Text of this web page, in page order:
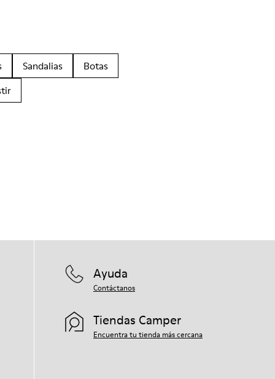
Sandalias
Botas
Ayuda
Contáctanos
Tiendas Camper
Encuentra tu tienda más cercana